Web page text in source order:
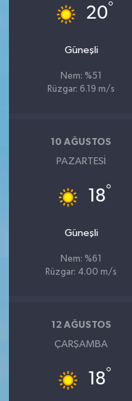
20°
Güneşli
Nem: %51
Rüzgar: 6.19 m/s
10 AĞUSTOS
PAZARTESI
18°
Güneşli
Nem: %61
Rüzgar: 4.00 m/s
12 AĞUSTOS
ÇARŞAMBA
18°